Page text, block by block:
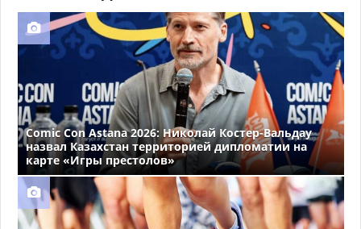
Comic Con Astana 2026: Николай Костер-Вальдау
назвал Казахстан территорией дипломатии на
карте «Игры престолов»